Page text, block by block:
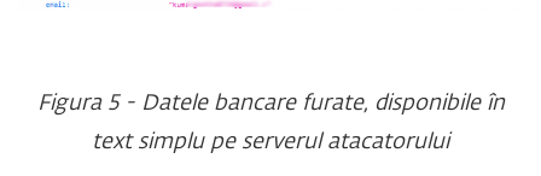
Figura 5 - Datele bancare furate, disponibile în
text simplu pe serverul atacatorului